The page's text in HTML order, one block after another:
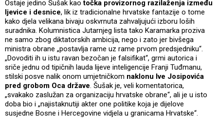
Ostaje jedino Šušak kaotočka provizornog razilaženja između
ljevice i desnice, lik iz tradicionalne hrvatske fantazije o tome
kako djela velikana bivaju oskvrnuta zahvaljujući izboru loših
suradnika. Kolumnistica Jutarnjeg lista tako Karamarka proziva
ne samo zbog diktatorskih ambicija, nego i zato jer bivšega
ministra obrane „postavlja rame uz rame prvom predsjedniku“.
„Dovoditi ih u istu ravan bezočan je falsifikat“, grmi autorica i
sriče jednu od tipičnih lauda lijeve inteligencije Franji Tuđmanu,
stilski posve nalik onom umjetničkom naklonu Ive Josipovića
pred grobom Oca države. Šušak je, veli komentatorica,
„svakako zaslužan za organizaciju hrvatske obrane“, ali je u isto
doba bio i „najistaknutiji akter one politike koja je dijelove
susjedne Bosne i Hercegovine vidjela u granicama Hrvatske“.